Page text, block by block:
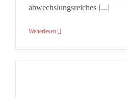
abwechslungsreiches [...]
Weiterlesen